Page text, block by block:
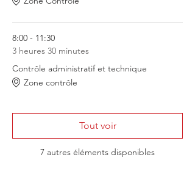
8:00 - 11:30
3 heures 30 minutes
Contrôle administratif et technique
Zone contrôle
7 autres éléments disponibles
Tout voir